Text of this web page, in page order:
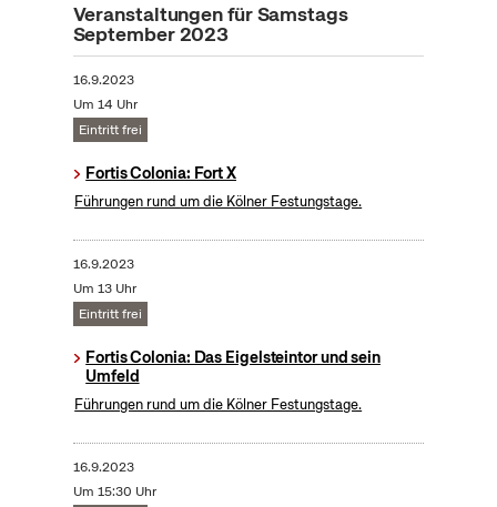
Veranstaltungen für Samstags
September 2023
16.9.2023
Um 14 Uhr
Eintritt frei
Fortis Colonia: Fort X
Führungen rund um die Kölner Festungstage.
16.9.2023
Um 13 Uhr
Eintritt frei
Fortis Colonia: Das Eigelsteintor und sein
Umfeld
Führungen rund um die Kölner Festungstage.
16.9.2023
Um 15:30 Uhr